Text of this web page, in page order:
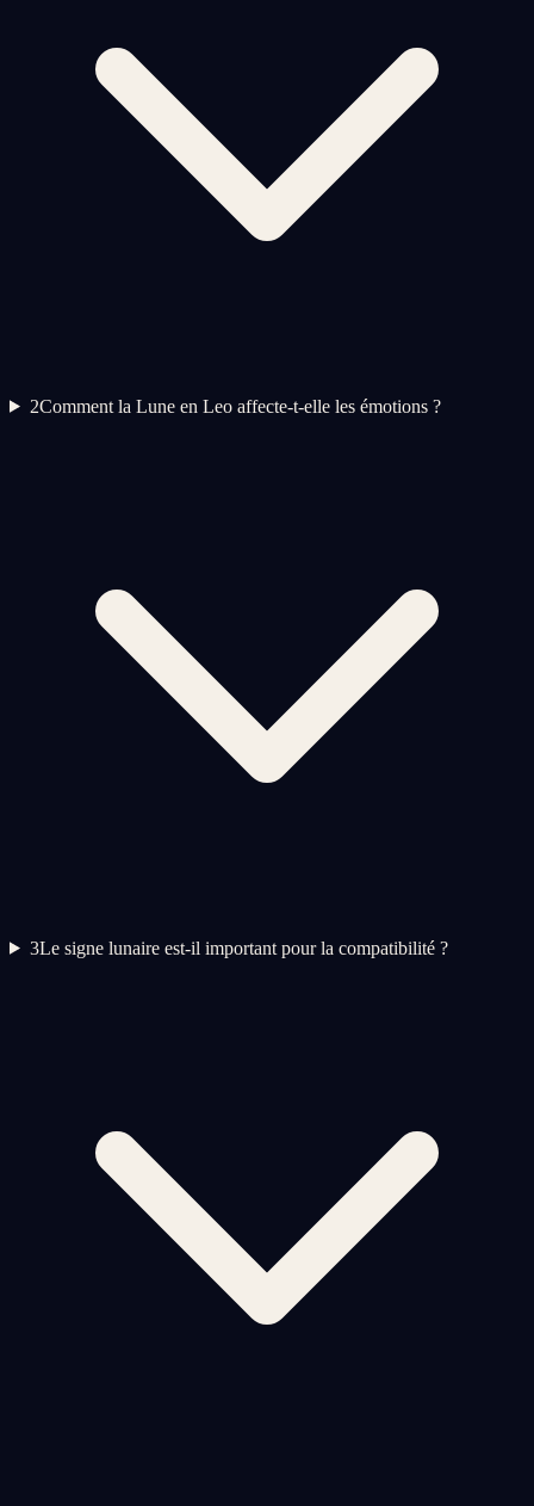
2Comment la Lune en Leo affecte-t-elle les émotions ?
3Le signe lunaire est-il important pour la compatibilité ?